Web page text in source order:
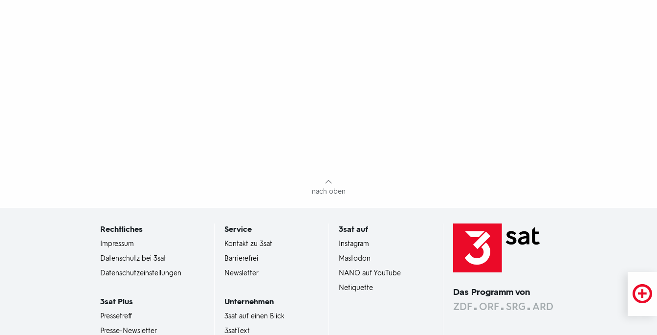
nach oben
Rechtliches
Impressum
Datenschutz bei 3sat
Datenschutzeinstellungen
3satPlus
Pressetreff
Presse-Newsletter
Service
Kontakt zu 3sat
Barrierefrei
Newsletter
Unternehmen
3sat auf einen Blick
3satText
3sat auf
Instagram
Mastodon
NANO auf YouTube
Netiquette
Das Programm von
ZDF ORF SRG ARD